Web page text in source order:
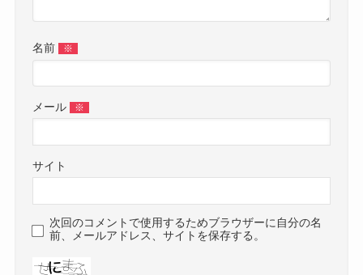
名前 ※
メール ※
サイト
次回のコメントで使用するためブラウザーに自分の名
前、メールアドレス、サイトを保存する。